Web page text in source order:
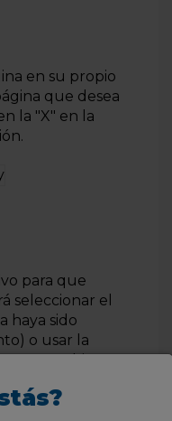
en su propio
que desea
la "X" en la
para que
seleccionar el
haya sido
o usar la
archivo".